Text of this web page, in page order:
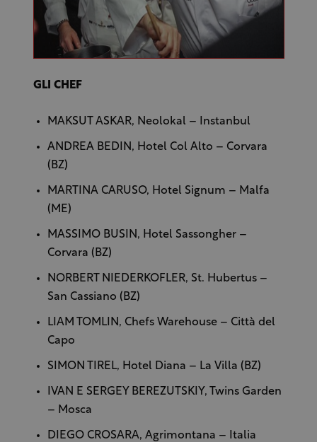
GLI CHEF
MAKSUT ASKAR, Neolokal – Instanbul
ANDREA BEDIN, Hotel Col Alto – Corvara
(BZ)
MARTINA CARUSO, Hotel Signum – Malfa
(ME)
MASSIMO BUSIN, Hotel Sassongher –
Corvara (BZ)
NORBERT NIEDERKOFLER, St. Hubertus –
San Cassiano (BZ)
LIAM TOMLIN, Chefs Warehouse – Città del
Capo
SIMON TIREL, Hotel Diana – La Villa (BZ)
IVAN E SERGEY BEREZUTSKIY, Twins Garden
– Mosca
DIEGO CROSARA, Agrimontana – Italia